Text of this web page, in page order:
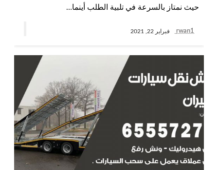
حيث نمتاز بالسرعة في تلبية الطلب أينما…
rwan1 فبراير 22, 2021